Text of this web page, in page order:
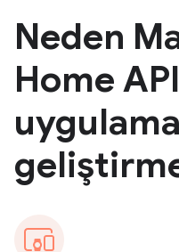
Neden
Home
uygulama